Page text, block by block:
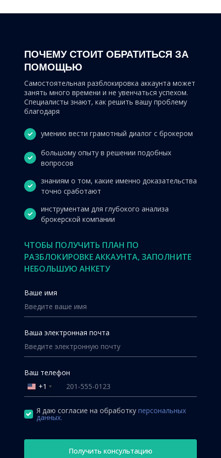
ПОЧЕМУ СТОИТ ОБРАТИТЬСЯ ЗА
ПОМОЩЬЮ
Самостоятельная разблокировка аккаунта может
занять много времени и не увенчаться успехом.
Специалисты знают, как решить вашу проблему
благодаря
умению вести грамотный диалог с брокером
большому опыту в решении подобных
вопросов
знаниям о том, какие именно доказательства
точно сработают
инструментам для глубокого анализа
брокерской компании
ЧТОБЫ ПОЛУЧИТЬ ПЛАН ПО
РАЗБЛОКИРОВКЕ АККАУНТА, ЗАПОЛНИТЕ
НЕБОЛЬШУЮ АНКЕТУ
Ваше имя
Ваша электронная почта
Ваш телефон
United
States
+1
+1
Я даю согласие на обработку персональных
данных.
Получить консультацию